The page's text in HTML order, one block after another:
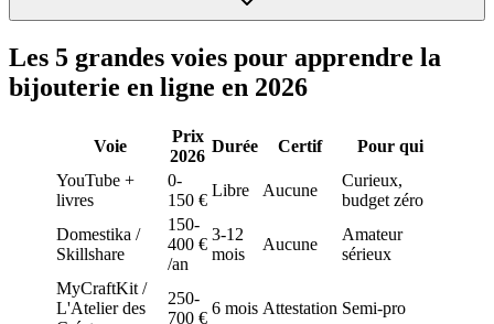
Les 5 grandes voies pour apprendre la
bijouterie en ligne en 2026
Voie
Prix
2026
Durée Certif
Pour qui
YouTube +
livres
0-
150 €
Libre Aucune
Curieux,
budget zéro
Domestika /
Skillshare
150-
400 €
/an
3-12
mois
Aucune
Amateur
sérieux
MyCraftKit /
L'Atelier des
250-
700 €
6 mois Attestation Semi-pro